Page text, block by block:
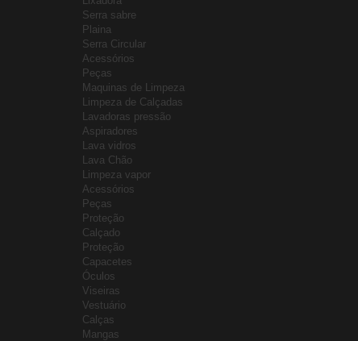
Serra sabre
Plaina
Serra Circular
Acessórios
Peças
Maquinas de Limpeza
Limpeza de Calçadas
Lavadoras pressão
Aspiradores
Lava vidros
Lava Chão
Limpeza vapor
Acessórios
Peças
Proteção
Calçado
Proteção
Capacetes
Óculos
Viseiras
Vestuário
Calças
Mangas